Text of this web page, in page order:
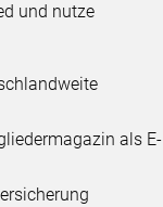
und nutze
als E-